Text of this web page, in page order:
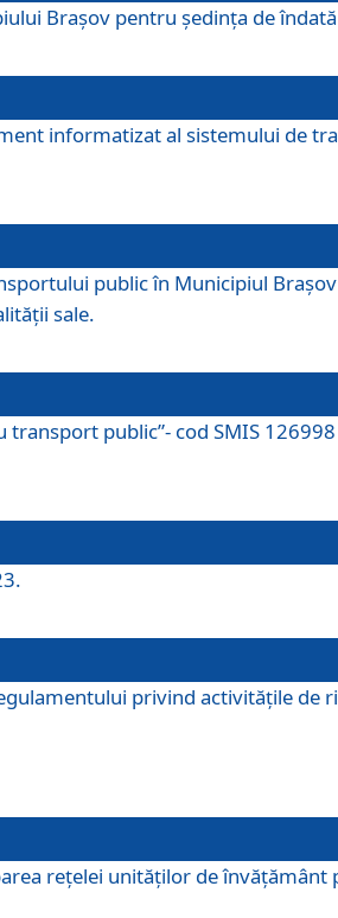
Braşov pentru ședința de
informatizat al sistemului de
public în Municipiul
sale.
public”- cod SMIS
privind activitățile
rețelei unităților de